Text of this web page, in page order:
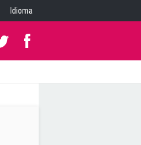
Idioma